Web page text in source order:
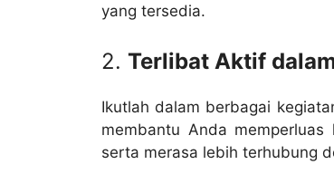
yang tersedia.
2. Terlibat Aktif
Ikutlah dalam berbagai
membantu Anda
serta merasa lebih terhubung